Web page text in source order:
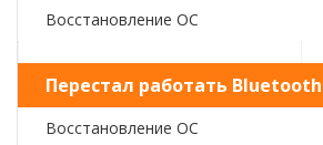
Восстановление ОС
Перестал работать Bluetooth
Восстановление ОС